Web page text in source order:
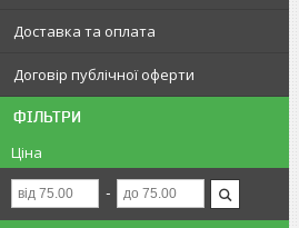
Доставка та оплата
Договір публічної оферти
ФІЛЬТРИ
Ціна